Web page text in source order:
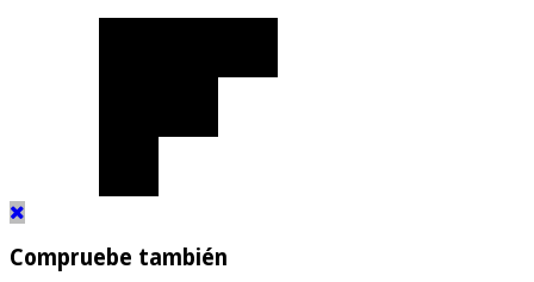
Compruebe también